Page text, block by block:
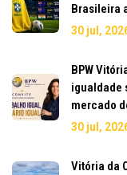
Brasileira
30 jul,
BPW
igualdade
mercado
30 jul,
Vitória da